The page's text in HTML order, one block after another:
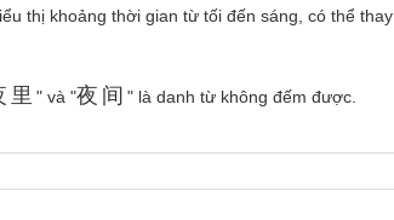
thị khoảng thời gian từ tối đến sáng, có thể thay
里 " và "夜间 " là danh từ không đếm được.